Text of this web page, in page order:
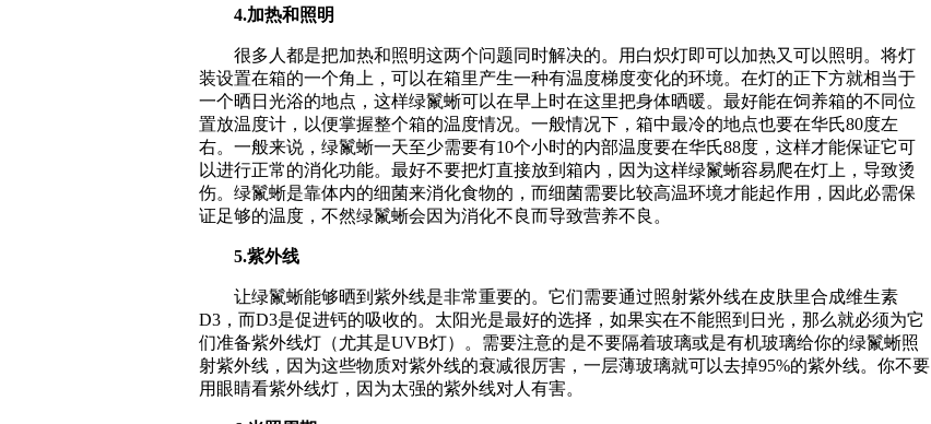
4.加热和照明
很多人都是把加热和照明这两个问题同时解决的。用白炽灯即可以加热又可以照明。将灯
装设置在箱的一个角上，可以在箱里产生一种有温度梯度变化的环境。在灯的正下方就相当于
一个晒日光浴的地点，这样绿鬣蜥可以在早上时在这里把身体晒暖。最好能在饲养箱的不同位
置放温度计，以便掌握整个箱的温度情况。一般情况下，箱中最冷的地点也要在华氏80度左
右。一般来说，绿鬣蜥一天至少需要有10个小时的内部温度要在华氏88度，这样才能保证它可
以进行正常的消化功能。最好不要把灯直接放到箱内，因为这样绿鬣蜥容易爬在灯上，导致烫
伤。绿鬣蜥是靠体内的细菌来消化食物的，而细菌需要比较高温环境才能起作用，因此必需保
证足够的温度，不然绿鬣蜥会因为消化不良而导致营养不良。
5.紫外线
让绿鬣蜥能够晒到紫外线是非常重要的。它们需要通过照射紫外线在皮肤里合成维生素
D3，而D3是促进钙的吸收的。太阳光是最好的选择，如果实在不能照到日光，那么就必须为它
们准备紫外线灯（尤其是UVB灯）。需要注意的是不要隔着玻璃或是有机玻璃给你的绿鬣蜥照
射紫外线，因为这些物质对紫外线的衰减很厉害，一层薄玻璃就可以去掉95%的紫外线。你不要
用眼睛看紫外线灯，因为太强的紫外线对人有害。